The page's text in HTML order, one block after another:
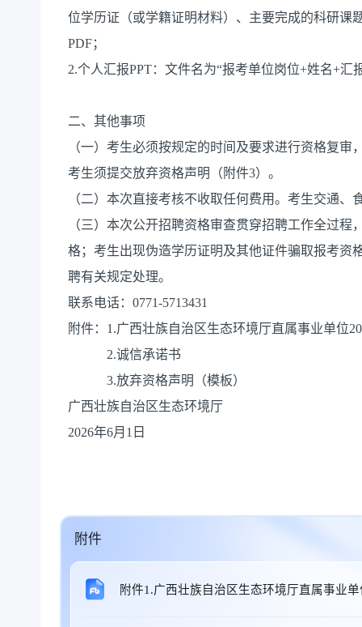
位学历证（或学籍证明材料）、主要完成的科研课
PDF；
2.个人汇报PPT：文件名为“报考单位岗位+姓名+汇
二、其他事项
（一）考生必须按规定的时间及要求进行资格复
考生须提交放弃资格声明（附件3）。
（二）本次直接考核不收取任何费用。考生交通、
（三）本次公开招聘资格审查贯穿招聘工作全过
格；考生出现伪造学历证明及其他证件骗取报考资
聘有关规定处理。
联系电话：0771-5713431
附件：1.广西壮族自治区生态环境厅直属事业单位
2.诚信承诺书
3.放弃资格声明（模板）
广西壮族自治区生态环境厅
2026年6月1日
附件
附件1.广西壮族自治区生态环境厅直属事业